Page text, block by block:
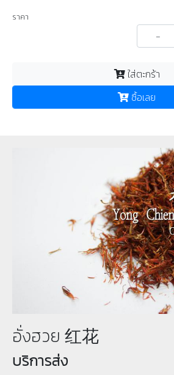
ราคา
-
ใส่ตะกร้า
ซื้อเลย
อั่งฮวย 红花
บริการส่ง